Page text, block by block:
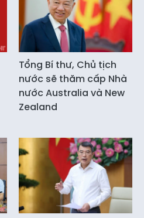
Tổng Bí thư, Chủ tịch
nước sẽ thăm cấp Nhà
nước Australia và New
Zealand